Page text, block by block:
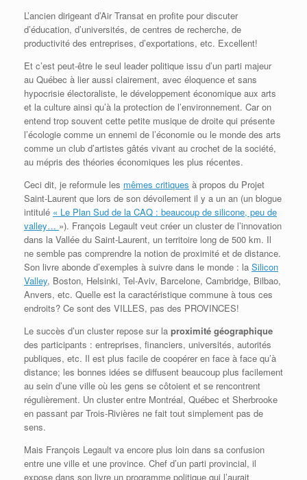
L’ancien dirigeant d’Air Transat en profite pour discuter
d’éducation, d’universités, de centres de recherche, de
productivité des entreprises, d’exportations, etc. Excellent!
Et c’est peut-être le seul leader politique issu d’un parti majeur
au Québec à lier aussi clairement, avec éloquence et sans
hypocrisie électoraliste, le développement économique aux arts
et la culture ainsi qu’à la protection de l’environnement. Car on
entend trop souvent cette petite musique de droite qui présente
l’écologie comme un ennemi de l’économie ou le monde des arts
comme un club d’artistes gâtés vivant au crochet de la société,
au mépris des théories économiques les plus récentes.
Ceci dit, je reformule les mêmes critiques à propos du Projet
Saint-Laurent que lors de son dévoilement il y a un an (un blogue
intitulé « Le Plan Sud de la CAQ : beaucoup de silicone, peu de
valley… »). François Legault veut créer un cluster de l’innovation
dans la Vallée du Saint-Laurent, un territoire long de 500 km. Il
ne semble pas comprendre la notion de proximité et de distance.
Son livre abonde d’exemples à suivre dans le monde : la Silicon
Valley, Boston, Helsinki, Tel-Aviv, Barcelone, Cambridge, Bilbao,
Anvers, etc. Quelle est la caractéristique commune à tous ces
endroits? Ce sont des VILLES, pas des PROVINCES!
Le succès d’un cluster repose sur la proximité géographique
des participants : entreprises, financiers, universités, autorités
publiques, etc. Il est plus facile de coopérer en face à face qu’à
distance; les bonnes idées se diffusent beaucoup plus facilement
au sein d’une ville où les gens se côtoient et se rencontrent
régulièrement. Un cluster entre Montréal, Québec et Sherbrooke
en passant par Trois-Rivières ne fait tout simplement pas de
sens.
Mais François Legault va encore plus loin dans sa confusion
entre une ville et une province. Chef d’un parti provincial, il
expose dans son livre un programme politique qui l’aurait